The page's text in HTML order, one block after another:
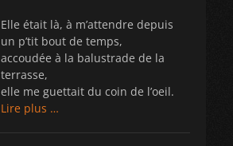
Elle était là, à m’attendre depuis
un p’tit bout de temps,
accoudée à la balustrade de la
terrasse,
elle me guettait du coin de l’oeil.
Lire plus …